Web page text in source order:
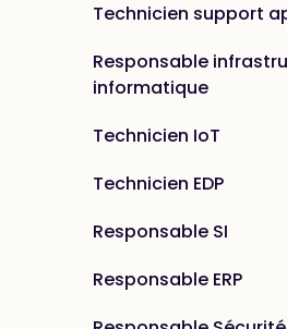
Technicien support
Responsable
informatique
Technicien IoT
Technicien EDP
Responsable SI
Responsable ERP